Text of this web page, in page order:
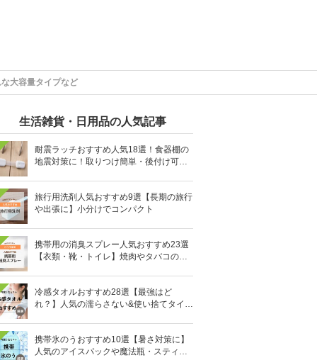
大容量タイプなど
生活雑貨・日用品の人気記事
耐震ラッチおすすめ人気18選！食器棚の
地震対策に！取りつけ簡単・後付け可能
旅行用洗剤人気おすすめ9選【長期の旅行
や出張に】小分けでコンパクト
携帯用の消臭スプレー人気おすすめ23選
【衣類・靴・トイレ】焼肉やタバコのニ
冷感タオルおすすめ28選【最強はど
れ？】人気の濡らさない&使い捨てタイプ
携帯氷のうおすすめ10選【暑さ対策に】
人気のアイスパックや魔法瓶・スティッ